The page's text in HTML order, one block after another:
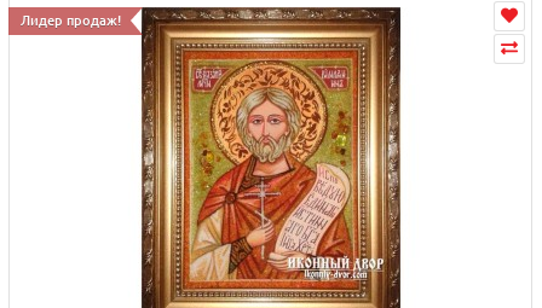
Лидер продаж!